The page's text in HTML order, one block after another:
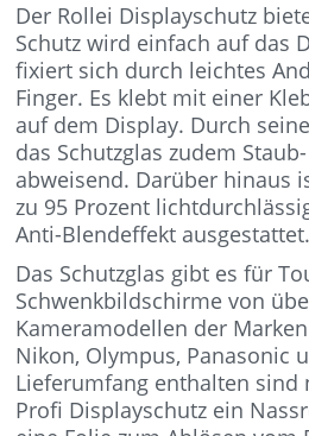
Der Rollei Displayschutz
Schutz wird einfach auf das
fixiert sich durch leichtes
Finger. Es klebt mit einer
auf dem Display. Durch
das Schutzglas zudem
abweisend. Darüber hinaus
zu 95 Prozent
Anti-Blendeffekt ausgestattet.
Das Schutzglas gibt es für
Schwenkbildschirme von
Kameramodellen der
Nikon, Olympus, Panasonic
Lieferumfang enthalten sind
Profi Displayschutz ein